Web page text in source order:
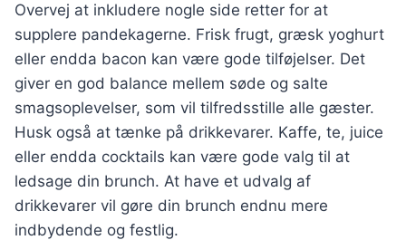
Overvej at inkludere nogle side retter for at
supplere pandekagerne. Frisk frugt, græsk yoghurt
eller endda bacon kan være gode tilføjelser. Det
giver en god balance mellem søde og salte
smagsoplevelser, som vil tilfredsstille alle gæster.
Husk også at tænke på drikkevarer. Kaffe, te, juice
eller endda cocktails kan være gode valg til at
ledsage din brunch. At have et udvalg af
drikkevarer vil gøre din brunch endnu mere
indbydende og festlig.